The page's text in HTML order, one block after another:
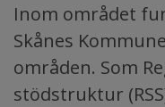
Inom området
Skånes
områden. Som
stödstruktur